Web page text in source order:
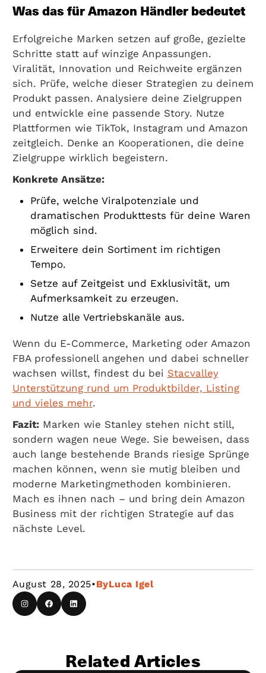
Was das für Amazon Händler bedeutet
Erfolgreiche Marken setzen auf große, gezielte
Schritte statt auf winzige Anpassungen.
Viralität, Innovation und Reichweite ergänzen
sich. Prüfe, welche dieser Strategien zu deinem
Produkt passen. Analysiere deine Zielgruppen
und entwickle eine passende Story. Nutze
Plattformen wie TikTok, Instagram und Amazon
zeitgleich. Denke an Kooperationen, die deine
Zielgruppe wirklich begeistern.
Konkrete Ansätze:
Prüfe, welche Viralpotenziale und
dramatischen Produkttests für deine Waren
möglich sind.
Erweitere dein Sortiment im richtigen
Tempo.
Setze auf Zeitgeist und Exklusivität, um
Aufmerksamkeit zu erzeugen.
Nutze alle Vertriebskanäle aus.
Wenn du E-Commerce, Marketing oder Amazon
FBA professionell angehen und dabei schneller
wachsen willst, findest du bei Stacvalley
Unterstützung rund um Produktbilder, Listing
und vieles mehr.
Fazit:Marken wie Stanley stehen nicht still,
sondern wagen neue Wege. Sie beweisen, dass
auch lange bestehende Brands riesige Sprünge
machen können, wenn sie mutig bleiben und
moderne Marketingmethoden kombinieren.
Mach es ihnen nach – und bring dein Amazon
Business mit der richtigen Strategie auf das
nächste Level.
August 28, 2025•ByLuca Igel
Related Articles